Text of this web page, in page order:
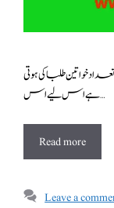
سالِ دوئم کا سب سے اہم مضمون ہے 50٪ تعداد خواتین طلبا کی ہوتی
ہے اس لیے اس …
Read more
Leave a